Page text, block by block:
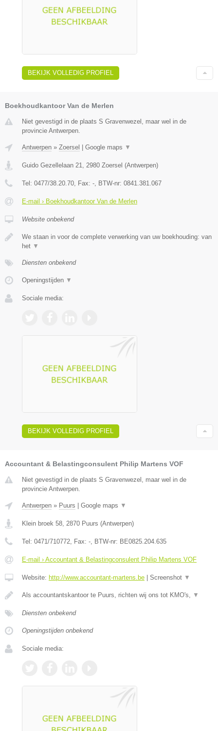
BEKIJK VOLLEDIG PROFIEL
Boekhoudkantoor Van de Merlen
Niet gevestigd in de plaats S Gravenwezel, maar wel in de
provincie Antwerpen.
Antwerpen » Zoersel Google maps ▼
Guido Gezellelaan 21, 2980 Zoersel (Antwerpen)
Tel: 0477/38.20.70, Fax: -, BTW-nr: 0841.381.067
E-mail › Boekhoudkantoor Van de Merlen
Website onbekend
We staan in voor de complete verwerking van uw boekhouding: van
het ▼
Diensten onbekend
Openingstijden ▼
Sociale media:
BEKIJK VOLLEDIG PROFIEL
Accountant & Belastingconsulent Philip Martens VOF
Niet gevestigd in de plaats S Gravenwezel, maar wel in de
provincie Antwerpen.
Antwerpen » Puurs | Google maps ▼
Klein broek 58 2870 Puurs (Antwerpen)
Tel: 0471/710772 , Fax: - , BTW-nr: BE0825.204.635
E-mail › Accountant & Belastingconsulent Philip Martens VOF
Website: http://www.accountant-martens.be | Screenshot ▼
Als accountantskantoor te Puurs, richten wij ons tot KMO's, ▼
Diensten onbekend
Openingstijden onbekend
Sociale media: